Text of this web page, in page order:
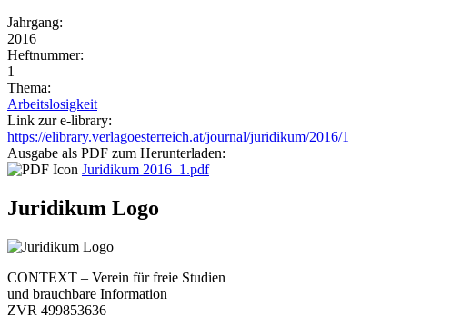
Jahrgang:
2016
Heftnummer:
1
Thema:
Arbeitslosigkeit
Link zur e-library:
https://elibrary.verlagoesterreich.at/journal/juridikum/2016/1
Ausgabe als PDF zum Herunterladen:
Juridikum 2016_1.pdf
Juridikum Logo
CONTEXT – Verein für freie Studien
und brauchbare Information
ZVR 499853636